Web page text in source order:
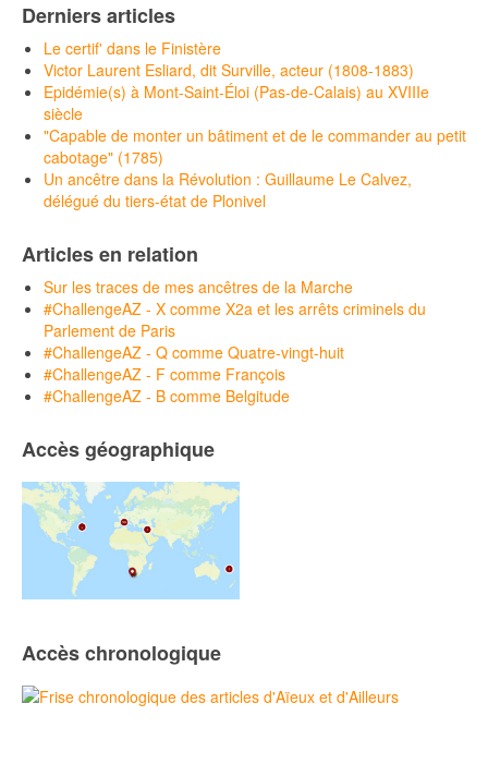
Derniers articles
Le certif' dans le Finistère
Victor Laurent Esliard, dit Surville, acteur (1808-1883)
Epidémie(s) à Mont-Saint-Éloi (Pas-de-Calais) au XVIIIe
siècle
"Capable de monter un bâtiment et de le commander au petit
cabotage" (1785)
Un ancêtre dans la Révolution : Guillaume Le Calvez,
délégué du tiers-état de Plonivel
Articles en relation
Sur les traces de mes ancêtres de la Marche
#ChallengeAZ - X comme X2a et les arrêts criminels du
Parlement de Paris
#ChallengeAZ - Q comme Quatre-vingt-huit
#ChallengeAZ - F comme François
#ChallengeAZ - B comme Belgitude
Accès géographique
Accès chronologique